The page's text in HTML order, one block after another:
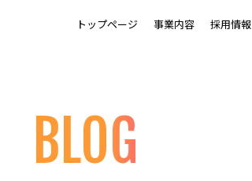
トップページ 事業内容 採用情報
BLOG